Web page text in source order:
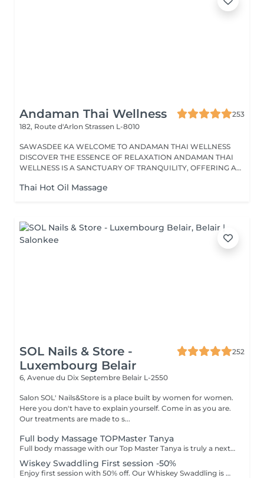
Andaman Thai Wellness
253
182, Route d'Arlon Strassen L-8010
SAWASDEE KA WELCOME TO ANDAMAN THAI WELLNESS
DISCOVER THE ESSENCE OF RELAXATION ANDAMAN THAI
WELLNESS IS A SANCTUARY OF TRANQUILITY, OFFERING A
Thai Hot Oil Massage
SOL Nails & Store -
Luxembourg Belair
252
6, Avenue du Dix Septembre Belair L-2550
Salon SOL' Nails&Store is a place built by women for women.
Here you don't have to explain yourself. Come in as you are.
Our treatments are made to s...
Full body Massage TOPMaster Tanya
Full body massage with our Top Master Tanya is truly a next-level experience. With more than 10 years of professional experience, she has an exceptional understanding of the body and its individual needs. Tanya adapts her technique exactly to what your body requires, often sensing it even before you do. This type of massage is designed to release tension, improve circulation, and promote deep relaxation. The treatment typically focuses on the back, shoulders, arms, legs, and other key tension areas, using smooth, flowing, and soothing massage techniques. Result: a feeling of lightness, relaxation, and renewed body comfort. Recommended frequency: from once a week to once a month, depending on your personal needs and stress level.
Wiskey Swaddling First session -50%
Enjoy first session with 50% off. Our Whiskey Swaddling is more than just a body wrap, it's a full-body ritual designed to detox, tone, and deeply nourish your skin. We tailor the wrap to your needs using active-rich formulas, then wrap you in bandages, film, and warmth to boost results. The gentle contrast in temperature combined with potent actives works wonders and the results speak for themselves: Benefits: -Body detox & inch loss -Firmer, smoother skin -Improved tone & circulation